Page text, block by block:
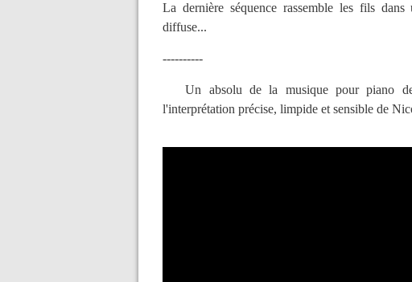
La dernière séquence rassemble les fils
diffuse...
----------
Un absolu de la musique pour piano de
l'interprétation précise, limpide et sensible de